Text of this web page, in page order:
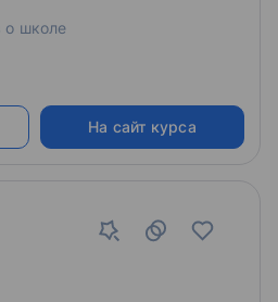
о школе
На сайт курса